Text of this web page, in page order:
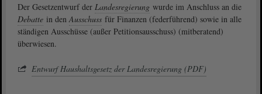
Der Gesetzentwurf der Landesregierung wurde im Anschluss an die
Debatte in den Ausschuss für Finanzen (federführend) sowie in alle
ständigen Ausschüsse (außer Petitionsausschuss) (mitberatend)
überwiesen.
Entwurf Haushaltsgesetz der Landesregierung (PDF)